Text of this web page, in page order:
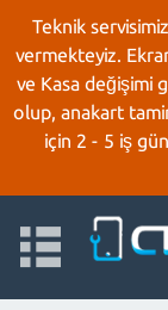
Teknik
vermekteyiz.
ve Kasa değişimi
olup, anakart
için 2 - 5 iş